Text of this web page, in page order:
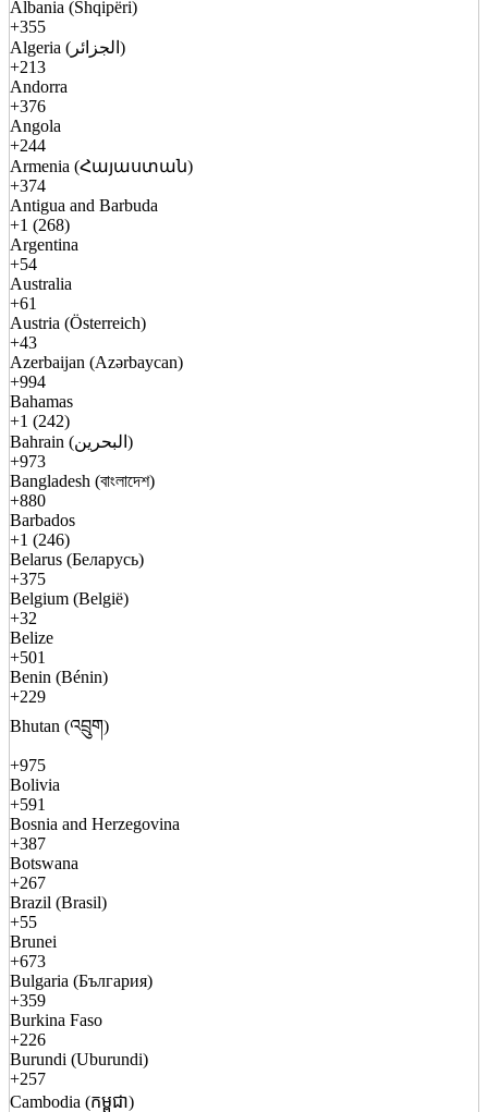
Albania (Shqipëri)
+355
Algeria (الجزائر)
+213
Andorra
+376
Angola
+244
Armenia (Հայաստան)
+374
Antigua and Barbuda
+1 (268)
Argentina
+54
Australia
+61
Austria (Österreich)
+43
Azerbaijan (Azərbaycan)
+994
Bahamas
+1 (242)
Bahrain (البحرين)
+973
Bangladesh (বাংলাদেশ)
+880
Barbados
+1 (246)
Belarus (Беларусь)
+375
Belgium (België)
+32
Belize
+501
Benin (Bénin)
+229
Bhutan (འབྲུག)
+975
Bolivia
+591
Bosnia and Herzegovina
+387
Botswana
+267
Brazil (Brasil)
+55
Brunei
+673
Bulgaria (България)
+359
Burkina Faso
+226
Burundi (Uburundi)
+257
Cambodia (កម្ពុជា)